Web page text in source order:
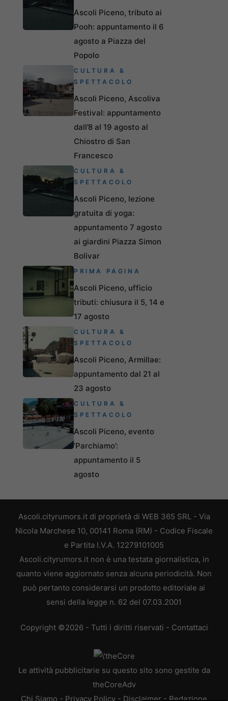
Ascoli Piceno, tributo ai
Pooh: appuntamento il 6
agosto a Piazza del
Popolo
CULTURA &
SPETTACOLO
Ascoli Piceno, Ascoliva
Festival: appuntamento
dall’8 al 19 agosto al
Chiostro di San
Francesco
CULTURA &
SPETTACOLO
Ascoli Piceno, lezione
gratuita di yoga:
appuntamento 7 agosto
ai giardini Piazza Simon
Bolivar
PRIMA PAGINA
Ascoli Piceno, ufficio
tributi: chiusura il 5, 14 e
17 agosto
CULTURA &
SPETTACOLO
Ascoli Piceno, Armillae:
appuntamento dal 21 al
23 agosto
CULTURA &
SPETTACOLO
Ascoli Piceno, evento
‘Parchiamo’:
appuntamento il 5
agosto
Ascoli.cityrumors.it di proprietà di WEB 365 SRL - Via
Nicola Marchese 10, 00141 Roma (RM) - Codice Fiscale
e Partita I.V.A. 12279101005
Ascoli.cityrumors.it non è una testata giornalistica, in
quanto viene aggiornato senza alcuna periodicità. Non
può pertanto considerarsi un prodotto editoriale ai
sensi della legge n. 62 del 07.03.2001
Copyright ©2026 - Tutti i diritti riservati - Contattaci
Le attività pubblicitarie su questo sito sono gestite da
theCoreAdv
Chi Siamo - Privacy Policy - Disclaimer - Redazione